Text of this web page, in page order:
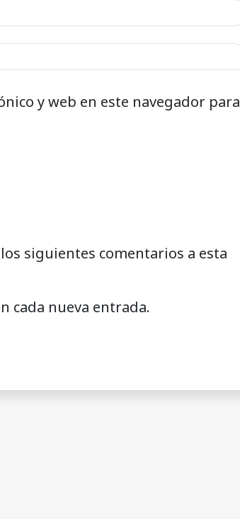
y web en este navegador para
siguientes comentarios a esta
cada nueva entrada.